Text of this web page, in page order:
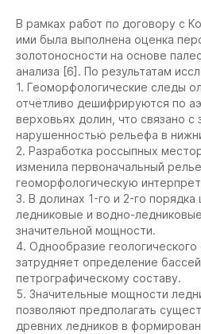
В рамках работ по договору с
ими была выполнена оценка
золотоносности на основе
анализа [6]. По результатам
1. Геоморфологические следы
отчётливо дешифрируются по
верховьях долин, что связано с
нарушенностью рельефа в
2. Разработка россыпных
изменила первоначальный
геоморфологическую
3. В долинах 1-го и 2-го
ледниковые и водно-
значительной мощности.
4. Однообразие
затрудняет определение
петрографическому составу.
5. Значительные мощности
позволяют предполагать
древних ледников в